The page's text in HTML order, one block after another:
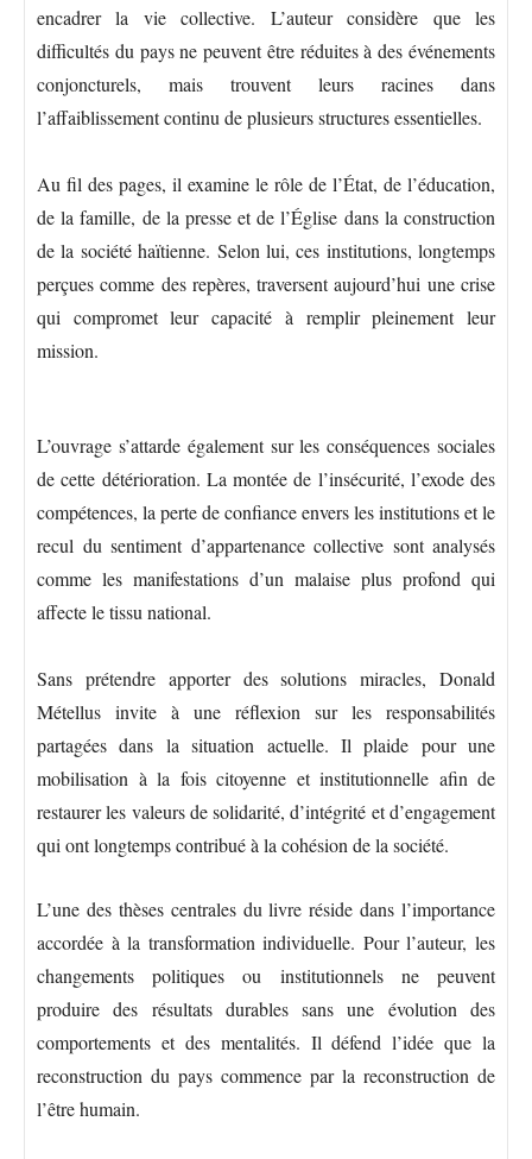
encadrer la vie collective. L’auteur considère que les
difficultés du pays ne peuvent être réduites à des événements
conjoncturels, mais trouvent leurs racines dans
l’affaiblissement continu de plusieurs structures essentielles.
Au fil des pages, il examine le rôle de l’État, de l’éducation,
de la famille, de la presse et de l’Église dans la construction
de la société haïtienne. Selon lui, ces institutions, longtemps
perçues comme des repères, traversent aujourd’hui une crise
qui compromet leur capacité à remplir pleinement leur
mission.
L’ouvrage s’attarde également sur les conséquences sociales
de cette détérioration. La montée de l’insécurité, l’exode des
compétences, la perte de confiance envers les institutions et le
recul du sentiment d’appartenance collective sont analysés
comme les manifestations d’un malaise plus profond qui
affecte le tissu national.
Sans prétendre apporter des solutions miracles, Donald
Métellus invite à une réflexion sur les responsabilités
partagées dans la situation actuelle. Il plaide pour une
mobilisation à la fois citoyenne et institutionnelle afin de
restaurer les valeurs de solidarité, d’intégrité et d’engagement
qui ont longtemps contribué à la cohésion de la société.
L’une des thèses centrales du livre réside dans l’importance
accordée à la transformation individuelle. Pour l’auteur, les
changements politiques ou institutionnels ne peuvent
produire des résultats durables sans une évolution des
comportements et des mentalités. Il défend l’idée que la
reconstruction du pays commence par la reconstruction de
l’être humain.